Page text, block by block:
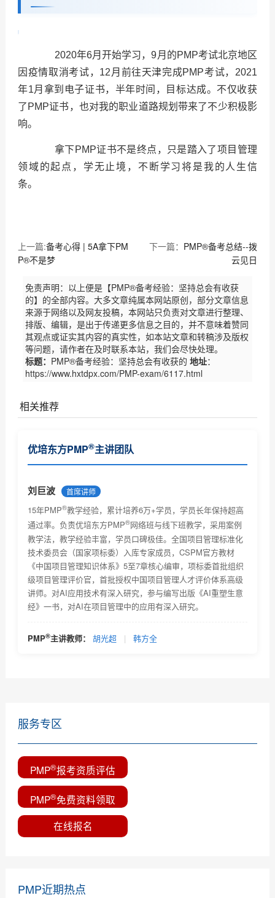
2020年6月开始学习，9月的PMP考试北京地区
因疫情取消考试，12月前往天津完成PMP考试，2021
年1月拿到电子证书，半年时间，目标达成。不仅收获
了PMP证书，也对我的职业道路规划带来了不少积极影
响。
拿下PMP证书不是终点，只是踏入了项目管理
领域的起点，学无止境，不断学习将是我的人生信
条。
上一篇:备考心得 | 5A拿下PM
P®不是梦
下一篇： PMP®备考总结--拨
云见日
免责声明：以上便是【PMP®备考经验：坚持总会有收获
的】的全部内容。大多文章纯属本网站原创，部分文章信息
来源于网络以及网友投稿，本网站只负责对文章进行整理、
排版、编辑，是出于传递更多信息之目的，并不意味着赞同
其观点或证实其内容的真实性，如本站文章和转稿涉及版权
等问题，请作者在及时联系本站，我们会尽快处理。
标题： PMP®备考经验：坚持总会有收获的 地址：
https://www.hxtdpx.com/PMP-exam/6117.html
相关推荐
优培东方16班5P学员备考心得
慧翔深圳班5P学员叶凤香备考心得
PMP学员黄金海备考心得
我在优培东方（广州慧翔）参加培训PMP
优培PMP备考经验--谭文锐
PMP® 学习心得--吴华
PMP考试技巧--优培东方PMP培训班 郭永倡
PMP备考心得—梁彦勇
优培东方PMP®主讲团队
刘巨波 首席讲师
15年PMP®教学经验，累计培养6万+学员，学员长年保持超高
通过率。负责优培东方PMP®网络班与线下班教学，采用案例
教学法，教学经验丰富，学员口碑极佳。全国项目管理标准化
技术委员会（国家项标委）入库专家成员，CSPM官方教材
《中国项目管理知识体系》5至7章核心编审，项标委首批组织
级项目管理评价官，首批授权中国项目管理人才评价体系高级
讲师。对AI应用技术有深入研究，参与编写出版《AI重塑生意
经》一书，对AI在项目管理中的应用有深入研究。
PMP®主讲教师： 胡光超 | 韩方全
服务专区
PMP®报考资质评估
PMP®免费资料领取
在线报名
PMP近期热点